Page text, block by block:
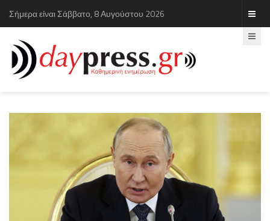
Σήμερα είναι Σάββατο, 8 Αυγούστου 2026